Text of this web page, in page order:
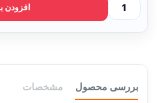
افزودن
بررسی محصول مشخصات